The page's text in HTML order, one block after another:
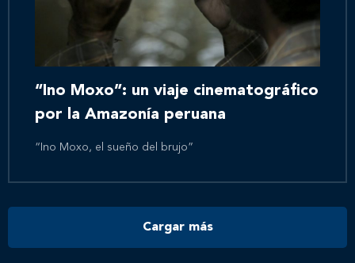
Inicio
Nosotros
Novedades
“Ino Moxo”: un viaje cinematográfico
por la Amazonía peruana
“Ino Moxo, el sueño del brujo”
Cargar más